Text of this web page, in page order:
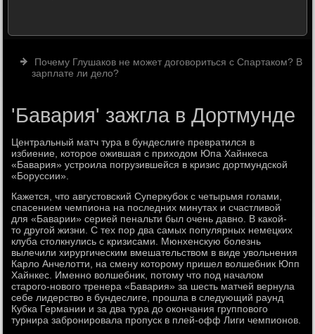
Почему Глушаков не может договориться с Спартаком? В
зарплате ли дело?
'Бавария' зажгла в Дортмунде
Центральный матч тура в бундеслиге превратился в
избиение, которое ожившая с приходом Юпа Хайнкеса
«Бавария» устроила погрузившейся в кризис дортмундской
«Боруссии».
Кажется, что августовский Суперкубок с четырьмя голами,
спасением чемпиона на последних минутах и счастливой
для «Баварии» серией пенальти был очень давно. В какой-
то другой жизни. С тех пор два самых популярных немецких
клуба столкнулись с кризисами. Мюнхенскую болезнь
вылечили хирургическим вмешательством в виде увольнения
Карло Анчелотти, на смену которому пришел волшебник Юпп
Хайнкес. Именно волшебник, потому что под началом
старого-нового тренера «Бавария» за шесть матчей вернула
себе лидерство в бундеслиге, прошла в следующий раунд
Кубка Германии и за два тура до окончания группового
турнира забронировала пропуск в плей-офф Лиги чемпионов.